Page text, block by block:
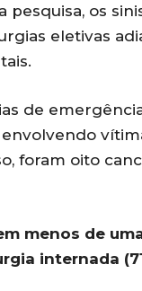
pesquisa, os
eletivas
de
foram oito
menos de
internada